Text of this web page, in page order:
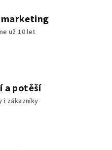
už 10 let
a potěší
i zákazníky